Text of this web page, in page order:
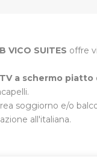
VICO SUITES offre
TV a schermo piatto
soggiorno e/o
all'italiana.